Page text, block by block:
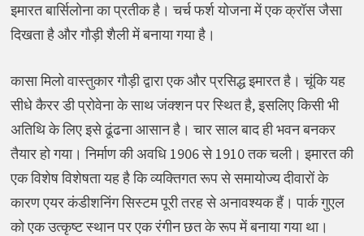
इमारत बार्सिलोना का प्रतीक है। चर्च फर्श योजना में एक क्रॉस जैसा
दिखता है और गौड़ी शैली में बनाया गया है।
कासा मिलो वास्तुकार गौड़ी द्वारा एक और प्रसिद्ध इमारत है। चूंकि यह
सीधे कैरर डी प्रोवेना के साथ जंक्शन पर स्थित है, इसलिए किसी भी
अतिथि के लिए इसे ढूंढना आसान है। चार साल बाद ही भवन बनकर
तैयार हो गया। निर्माण की अवधि 1906 से 1910 तक चली। इमारत की
एक विशेष विशेषता यह है कि व्यक्तिगत रूप से समायोज्य दीवारों के
कारण एयर कंडीशनिंग सिस्टम पूरी तरह से अनावश्यक हैं। पार्क गुएल
को एक उत्कृष्ट स्थान पर एक रंगीन छत के रूप में बनाया गया था।